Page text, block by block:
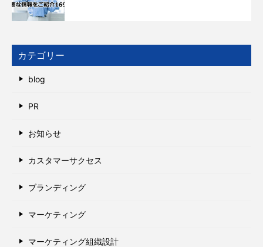
カテゴリー
blog
PR
お知らせ
カスタマーサクセス
ブランディング
マーケティング
マーケティング組織設計